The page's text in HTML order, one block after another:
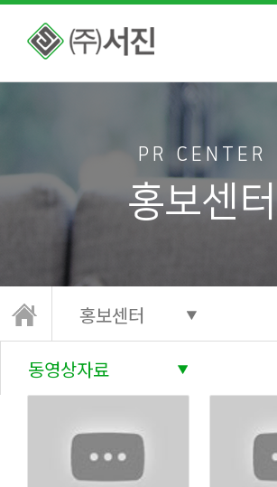
PR CENTER
홍보센터
홍보센터
동영상자료